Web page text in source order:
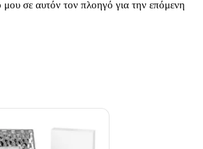
σε αυτόν τον πλοηγό για την επόμενη